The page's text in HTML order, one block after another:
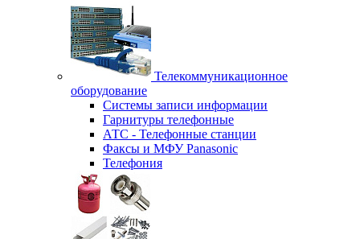
Телекоммуникационное
оборудование
Системы записи информации
Гарнитуры телефонные
АТС - Телефонные станции
Факсы и МФУ Panasonic
Телефония